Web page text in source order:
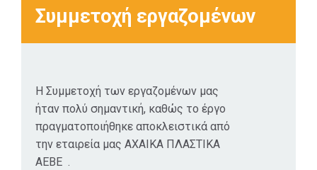
Συμμετοχή εργαζομένων
Η Συμμετοχή των εργαζομένων μας
ήταν πολύ σημαντική, καθώς το έργο
πραγματοποιήθηκε αποκλειστικά από
την εταιρεία μας ΑΧΑΙΚΑ ΠΛΑΣΤΙΚΑ
ΑΕΒΕ .